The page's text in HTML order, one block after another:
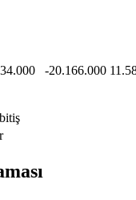
-20.166.000
bitiş